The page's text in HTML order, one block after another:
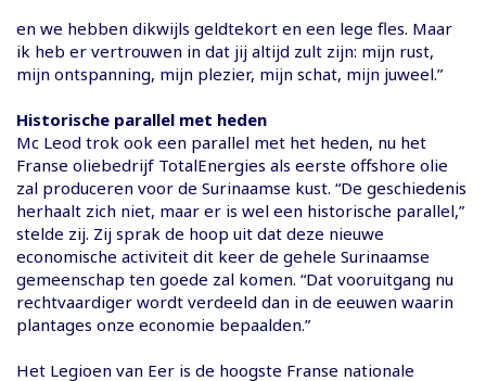
en we hebben dikwijls geldtekort en een lege fles. Maar
ik heb er vertrouwen in dat jij altijd zult zijn: mijn rust,
mijn ontspanning, mijn plezier, mijn schat, mijn juweel.”
Historische parallel met heden
Mc Leod trok ook een parallel met het heden, nu het
Franse oliebedrijf TotalEnergies als eerste offshore olie
zal produceren voor de Surinaamse kust. “De geschiedenis
herhaalt zich niet, maar er is wel een historische parallel,”
stelde zij. Zij sprak de hoop uit dat deze nieuwe
economische activiteit dit keer de gehele Surinaamse
gemeenschap ten goede zal komen. “Dat vooruitgang nu
rechtvaardiger wordt verdeeld dan in de eeuwen waarin
plantages onze economie bepaalden.”
Het Legioen van Eer is de hoogste Franse nationale